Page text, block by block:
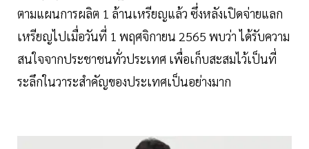
ตามแผนการผลิต 1 ล้านเหรียญแล้ว ซึ่งหลังเปิดจ่ายแลก
เหรียญไปเมื่อวันที่ 1 พฤศจิกายน 2565 พบว่า ได้รับความ
สนใจจากประชาชนทั่วประเทศ เพื่อเก็บสะสมไว้เป็นที่
ระลึกในวาระสำคัญของประเทศเป็นอย่างมาก